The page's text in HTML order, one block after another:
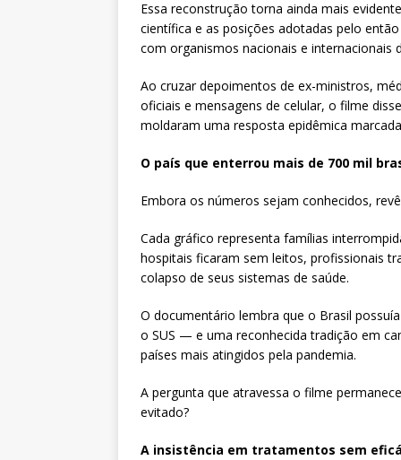
Essa reconstrução torna ainda mais
científica e as posições adotadas pelo
com organismos nacionais e internacionais
Ao cruzar depoimentos de ex-ministros,
oficiais e mensagens de celular, o filme
moldaram uma resposta epidêmica
O país que enterrou mais de 700 mil
Embora os números sejam conhecidos,
Cada gráfico representa famílias
hospitais ficaram sem leitos, profissionais
colapso de seus sistemas de saúde.
O documentário lembra que o Brasil
o SUS — e uma reconhecida tradição em
países mais atingidos pela pandemia.
A pergunta que atravessa o filme
evitado?
A insistência em tratamentos sem